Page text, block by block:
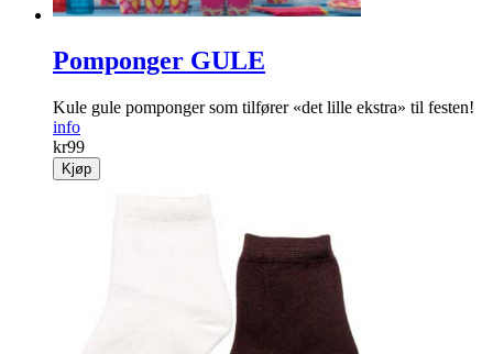
Pomponger GULE
Kule gule pomponger som tilfører «det lille ekstra» til festen!
info
kr99
Kjøp